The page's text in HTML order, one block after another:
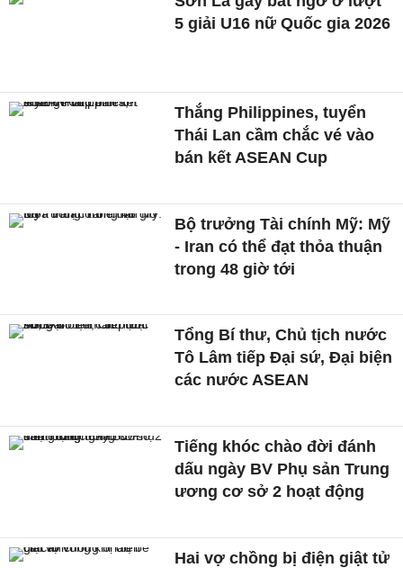
5 giải U16 nữ Quốc gia 2026
Thắng Philippines, tuyển
Thái Lan cầm chắc vé vào
bán kết ASEAN Cup
Bộ trưởng Tài chính Mỹ: Mỹ
- Iran có thể đạt thỏa thuận
trong 48 giờ tới
Tổng Bí thư, Chủ tịch nước
Tô Lâm tiếp Đại sứ, Đại biện
các nước ASEAN
Tiếng khóc chào đời đánh
dấu ngày BV Phụ sản Trung
ương cơ sở 2 hoạt động
Hai vợ chồng bị điện giật tử